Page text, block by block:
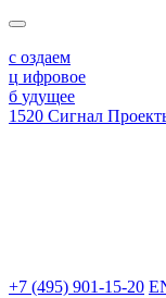
с оздаем
ц ифровое
б удущее
1520 Сигнал
+7 (495) 901-15-20